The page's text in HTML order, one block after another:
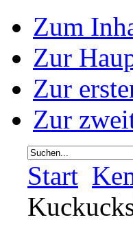
Zum
Zur
Zur
Zur
Start